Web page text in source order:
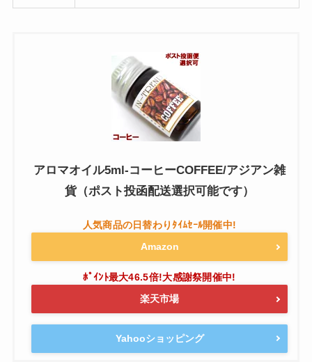
アロマオイル5ml-コーヒーCOFFEE/アジアン雑
貨（ポスト投函配送選択可能です）
Amazon
楽天市場
Yahooショッピング